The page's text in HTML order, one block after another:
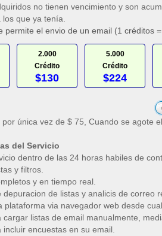
no tienen vencimiento y son
que ya tenía.
permite el envio de un email (1 créditos
2.000
Crédito
$130
5.000
Crédito
$224
por única vez de $ 75, Cuando se agote
del Servicio
dentro de las 24 horas habiles de
y filtros.
y en tiempo real.
depuracion de listas y analicis de correo
plataforma via navegador web desde
cargar listas de email manualmente,
incluir encuestas en su email.